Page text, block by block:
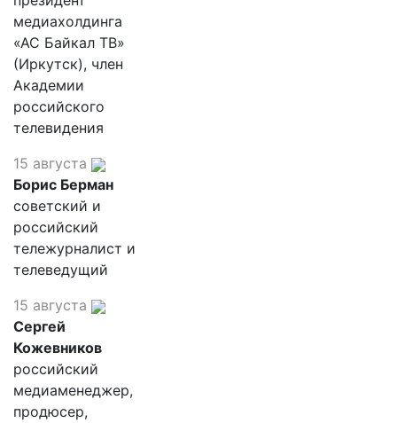
медиахолдинга
«АС Байкал ТВ»
(Иркутск), член
Академии
российского
телевидения
15 августа
Борис Берман
советский и
российский
тележурналист и
телеведущий
15 августа
Сергей
Кожевников
российский
медиаменеджер,
продюсер,